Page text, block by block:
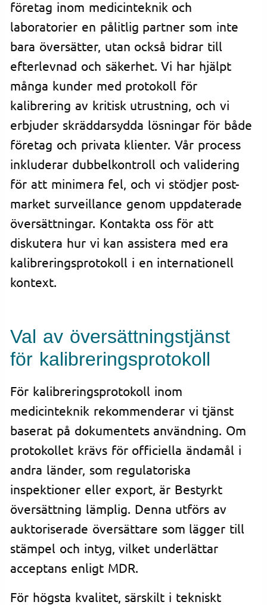
företag inom medicinteknik och
laboratorier en pålitlig partner som inte
bara översätter, utan också bidrar till
efterlevnad och säkerhet. Vi har hjälpt
många kunder med protokoll för
kalibrering av kritisk utrustning, och vi
erbjuder skräddarsydda lösningar för både
företag och privata klienter. Vår process
inkluderar dubbelkontroll och validering
för att minimera fel, och vi stödjer post-
market surveillance genom uppdaterade
översättningar. Kontakta oss för att
diskutera hur vi kan assistera med era
kalibreringsprotokoll i en internationell
kontext.
Val av översättningstjänst
för kalibreringsprotokoll
För kalibreringsprotokoll inom
medicinteknik rekommenderar vi tjänst
baserat på dokumentets användning. Om
protokollet krävs för officiella ändamål i
andra länder, som regulatoriska
inspektioner eller export, är Bestyrkt
översättning lämplig. Denna utförs av
auktoriserade översättare som lägger till
stämpel och intyg, vilket underlättar
acceptans enligt MDR.
För högsta kvalitet, särskilt i tekniskt